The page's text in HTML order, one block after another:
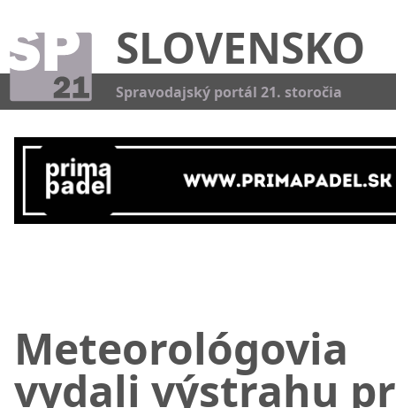
SLOVENSKO
Spravodajský portál 21. storočia
Meteorológovia
vydali výstrahu